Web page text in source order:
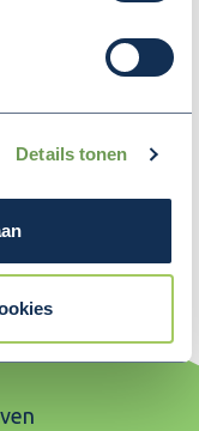
Details tonen